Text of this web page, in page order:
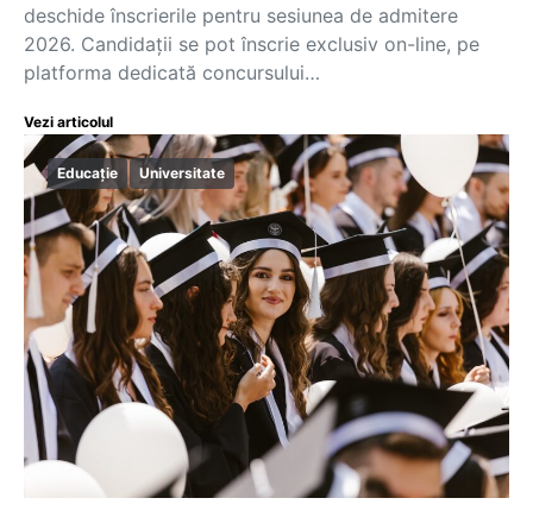
deschide înscrierile pentru sesiunea de admitere
2026. Candidații se pot înscrie exclusiv on-line, pe
platforma dedicată concursului…
Vezi articolul
Educație Universitate